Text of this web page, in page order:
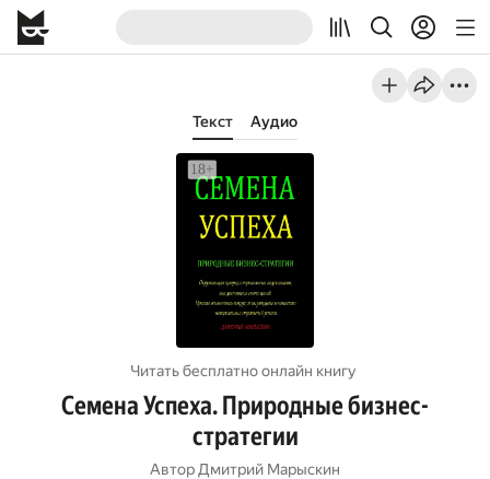
Текст Аудио
Читать бесплатно онлайн книгу
Семена Успеха. Природные бизнес-
стратегии
Автор Дмитрий Марыскин